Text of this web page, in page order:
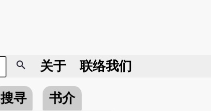
search 关于 联络我们
搜寻
书介